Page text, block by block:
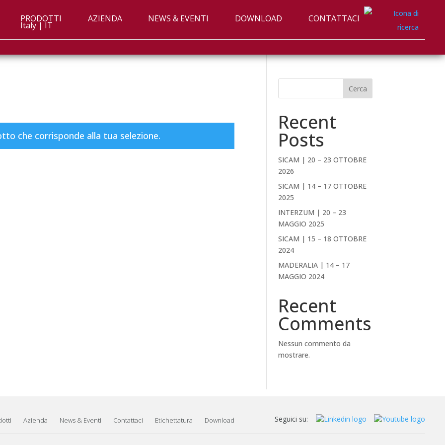
PRODOTTI AZIENDA NEWS & EVENTI DOWNLOAD CONTATTACI
Italy | IT
che corrisponde alla tua selezione.
Cerca
Recent
Posts
SICAM | 20 – 23 OTTOBRE
2026
SICAM | 14 – 17 OTTOBRE
2025
INTERZUM | 20 – 23
MAGGIO 2025
SICAM | 15 – 18 OTTOBRE
2024
MADERALIA | 14 – 17
MAGGIO 2024
Recent
Comments
Nessun commento da
mostrare.
Azienda News & Eventi Contattaci Etichettatura Download Seguici su: